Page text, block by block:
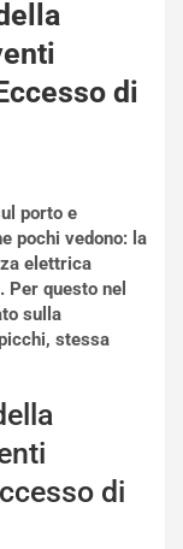
di
porto e
pochi vedono: la
elettrica
Per questo nel
sulla
stessa
di